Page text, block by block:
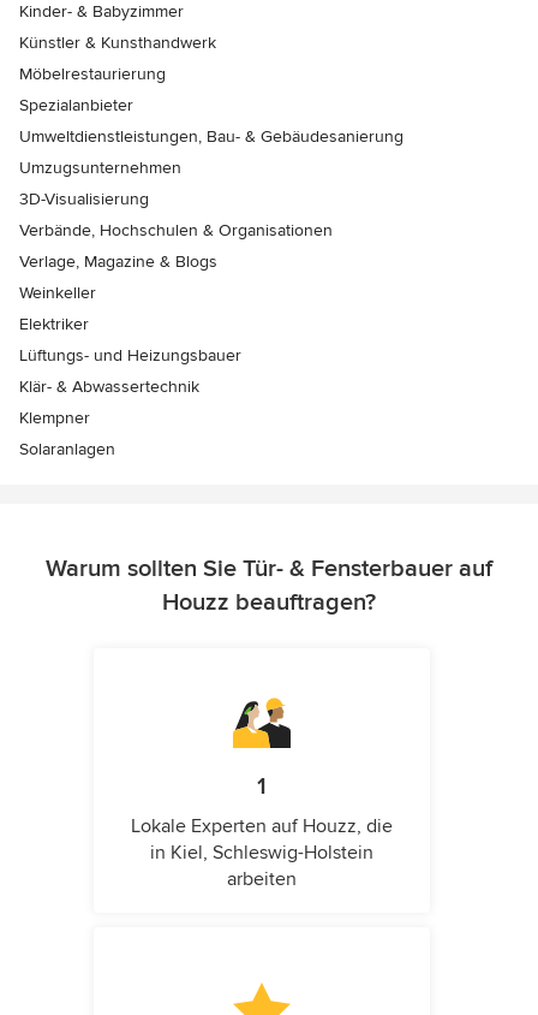
Kinder- & Babyzimmer
Künstler & Kunsthandwerk
Möbelrestaurierung
Spezialanbieter
Umweltdienstleistungen, Bau- & Gebäudesanierung
Umzugsunternehmen
3D-Visualisierung
Verbände, Hochschulen & Organisationen
Verlage, Magazine & Blogs
Weinkeller
Elektriker
Lüftungs- und Heizungsbauer
Klär- & Abwassertechnik
Klempner
Solaranlagen
Warum sollten Sie Tür- & Fensterbauer auf
Houzz beauftragen?
1
Lokale Experten auf Houzz, die
in Kiel, Schleswig-Holstein
arbeiten